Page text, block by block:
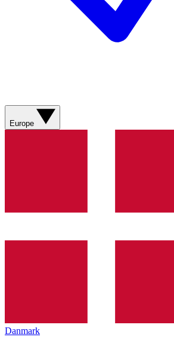
Europe
Danmark